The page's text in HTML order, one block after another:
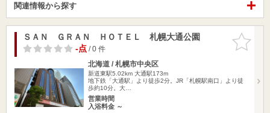
関連情報から探す
お気に入
りに追加
ＳＡＮ ＧＲＡＮ ＨＯＴＥＬ 札幌大通公園
-点/ 0 件
北海道 / 札幌市中央区
新道東駅5.02km 大通駅173m
地下鉄「大通駅」より徒歩2分。JR「札幌駅南口」より徒
歩約10分。大…
営業時間
入浴料金 ～